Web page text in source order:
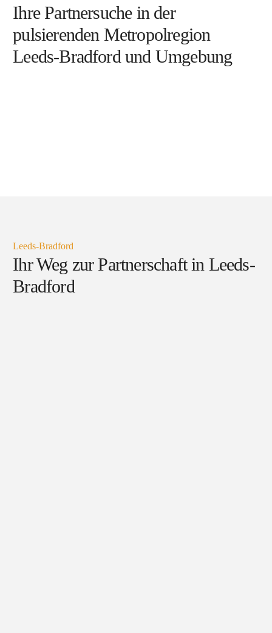
Ihre Partnersuche in der
pulsierenden Metropolregion
Leeds-Bradford und Umgebung
Leeds-Bradford
Ihr Weg zur Partnerschaft in Leeds-
Bradford